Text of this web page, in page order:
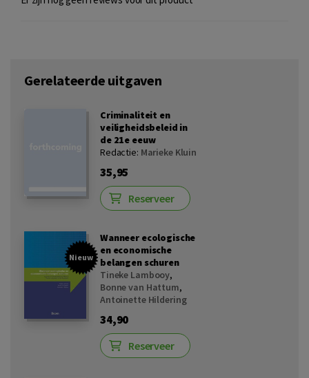
Gerelateerde uitgaven
Criminaliteit en
veiligheidsbeleid in
de 21e eeuw
Redactie: Marieke Kluin
35,95
Reserveer
Nieuw
Wanneer ecologische
en economische
belangen schuren
Tineke Lambooy,
Bonne van Hattum,
Antoinette Hildering
34,90
Reserveer